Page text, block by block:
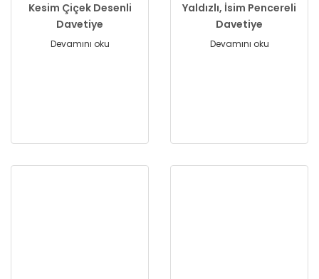
Kesim Çiçek Desenli
Davetiye
Devamını oku
Yaldızlı, İsim Pencereli
Davetiye
Devamını oku